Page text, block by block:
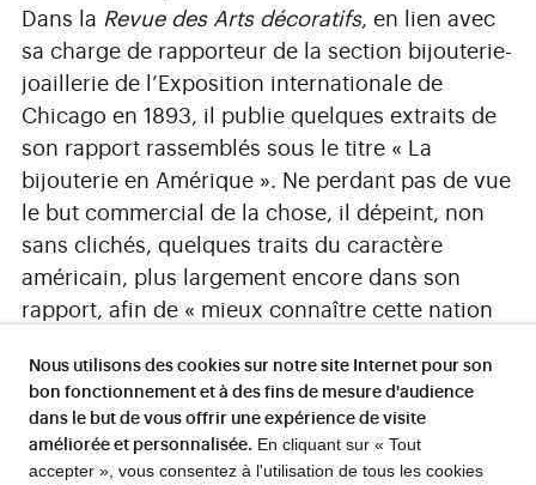
Dans la Revue des Arts décoratifs, en lien avec
sa charge de rapporteur de la section bijouterie-
joaillerie de l’Exposition internationale de
Chicago en 1893, il publie quelques extraits de
son rapport rassemblés sous le titre « La
bijouterie en Amérique ». Ne perdant pas de vue
le but commercial de la chose, il dépeint, non
sans clichés, quelques traits du caractère
américain, plus largement encore dans son
rapport, afin de « mieux connaître cette nation
jour une extension plus considérable ». Il
présente ensuite, à la manière traditionnelle des
rapports d’exposition, et avec précisions et
détails, les principales maisons américaines
Nous utilisons des cookies sur notre site Internet pour son
bon fonctionnement et à des fins de mesure d'audience
dans le but de vous offrir une expérience de visite
améliorée et personnalisée. En cliquant sur « Tout
accepter », vous consentez à l'utilisation de tous les cookies